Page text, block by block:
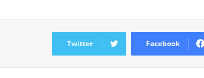
Facebook
Twitter